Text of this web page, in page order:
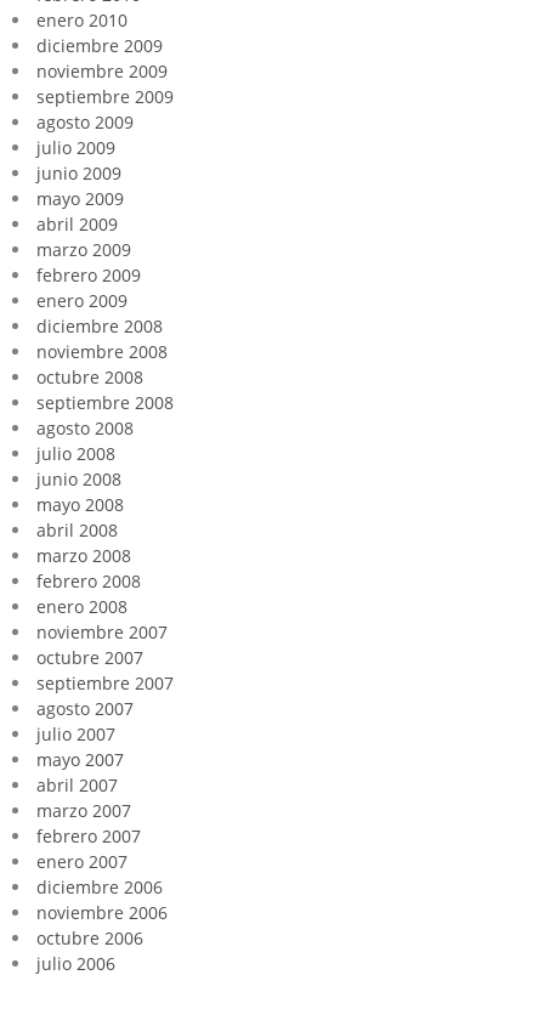
enero 2010
diciembre 2009
noviembre 2009
septiembre 2009
agosto 2009
julio 2009
junio 2009
mayo 2009
abril 2009
marzo 2009
febrero 2009
enero 2009
diciembre 2008
noviembre 2008
octubre 2008
septiembre 2008
agosto 2008
julio 2008
junio 2008
mayo 2008
abril 2008
marzo 2008
febrero 2008
enero 2008
noviembre 2007
octubre 2007
septiembre 2007
agosto 2007
julio 2007
mayo 2007
abril 2007
marzo 2007
febrero 2007
enero 2007
diciembre 2006
noviembre 2006
octubre 2006
julio 2006